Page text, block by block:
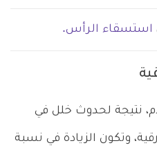
استسقاء الرأس.
نتيجة لحدوث خلل في
وتكون الزيادة في نسبة